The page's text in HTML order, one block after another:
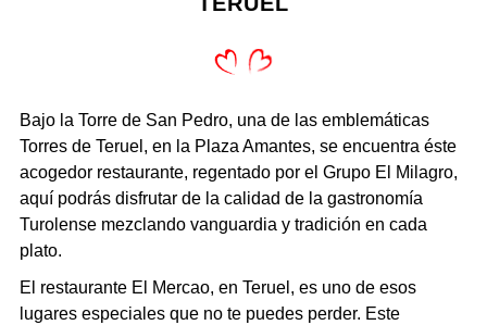
Bajo la Torre de San Pedro, una de las emblemáticas
Torres de Teruel, en la Plaza Amantes, se encuentra éste
acogedor restaurante, regentado por el Grupo El Milagro,
aquí podrás disfrutar de la calidad de la gastronomía
Turolense mezclando vanguardia y tradición en cada
plato.
El restaurante El Mercao, en Teruel, es uno de esos
lugares especiales que no te puedes perder. Este